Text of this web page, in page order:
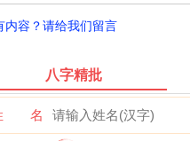
内容？请给我们留言
八字精批
名